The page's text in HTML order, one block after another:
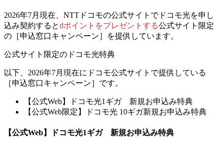
2026年7月現在、NTTドコモの公式サイトでドコモ光を申し
込み契約するとdポイントをプレゼントする公式サイト限定
の［申込窓口キャンペーン］を提供しています。
公式サイト限定のドコモ光特典
以下、2026年7月現在にドコモ公式サイトで提供している
［申込窓口キャンペーン］です。
【公式Web】ドコモ光1ギガ 新規お申込み特典
【公式Web限定】ドコモ光 10ギガ新規お申込み特典
【公式Web】ドコモ光1ギガ 新規お申込み特典